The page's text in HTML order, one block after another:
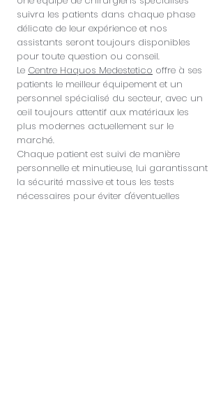
suivra les patients dans chaque phase
délicate de leur expérience et nos
assistants seront toujours disponibles
pour toute question ou conseil.
Le Centre Haquos Medestetico offre à ses
patients le meilleur équipement et un
personnel spécialisé du secteur, avec un
œil toujours attentif aux matériaux les
plus modernes actuellement sur le
marché.
Chaque patient est suivi de manière
personnelle et minutieuse, lui garantissant
la sécurité massive et tous les tests
nécessaires pour éviter d'éventuelles